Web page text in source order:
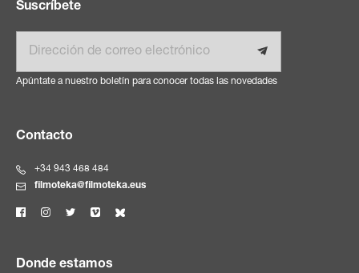
Suscríbete
Apúntate a nuestro boletín para conocer todas las novedades
Contacto
+34 943 468 484
filmoteka@filmoteka.eus
Donde estamos